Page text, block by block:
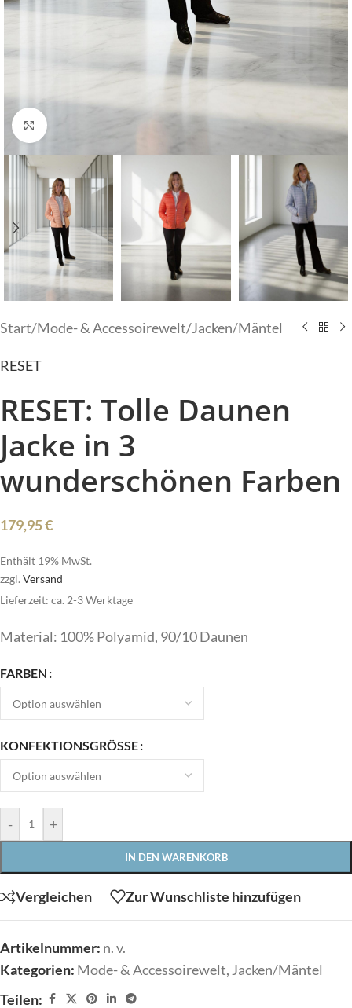
Klick zum Vergrößern
Start/Mode- & Accessoirewelt/Jacken/Mäntel
RESET
RESET: Tolle Daunen
Jacke in 3
wunderschönen Farben
179,95€
Enthält 19% MwSt.
zzgl. Versand
Lieferzeit: ca. 2-3 Werktage
Material: 100% Polyamid, 90/10 Daunen
FARBEN
KONFEKTIONSGRÖSSE
- +
IN DEN WARENKORB
Vergleichen Zur Wunschliste hinzufügen
Artikelnummer: n. v.
Kategorien: Mode- & Accessoirewelt, Jacken/Mäntel
Teilen: